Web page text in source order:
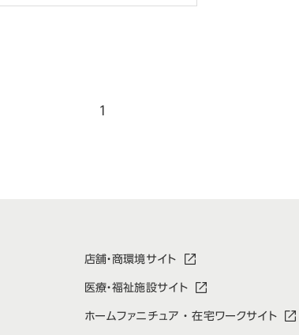
1
店舗・商環境サイト
医療・福祉施設サイト
ホームファニチュア ・ 在宅ワークサイト